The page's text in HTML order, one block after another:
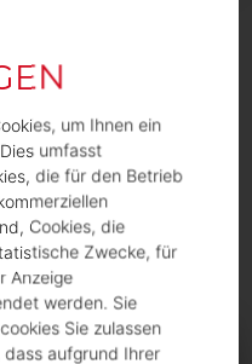
zu lesen: Makler A kauft
weniger …
um Ihnen ein
umfasst
die für den Betrieb
Cookies, die
Zwecke, für
Anzeige
werden. Sie
Sie zulassen
aufgrund Ihrer